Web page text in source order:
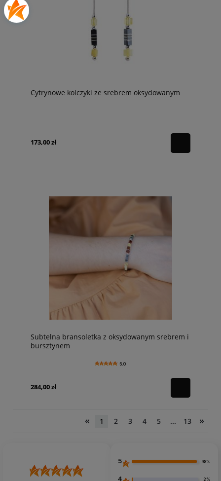
Cytrynowe kolczyki ze srebrem oksydowanym
173,00 zł
Subtelna bransoletka z oksydowanym srebrem i
bursztynem
5.0
284,00 zł
« 1 2 3 4 5 ... 13 »
5 98%
4 2%